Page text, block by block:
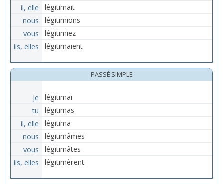
il, elle
légitimait
nous
légitimions
vous
légitimiez
ils, elles
légitimaient
PASSÉ SIMPLE
je
légitimai
tu
légitimas
il, elle
légitima
nous
légitimâmes
vous
légitimâtes
ils, elles
légitimèrent